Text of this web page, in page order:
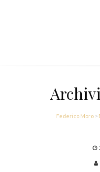
Federico Moro >